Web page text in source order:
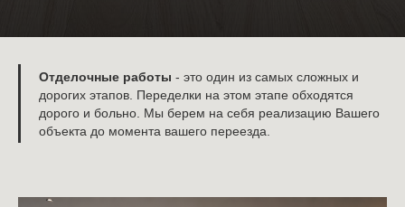
Отделочные работы - это один из самых сложных и
дорогих этапов. Переделки на этом этапе обходятся
дорого и больно. Мы берем на себя реализацию Вашего
объекта до момента вашего переезда.